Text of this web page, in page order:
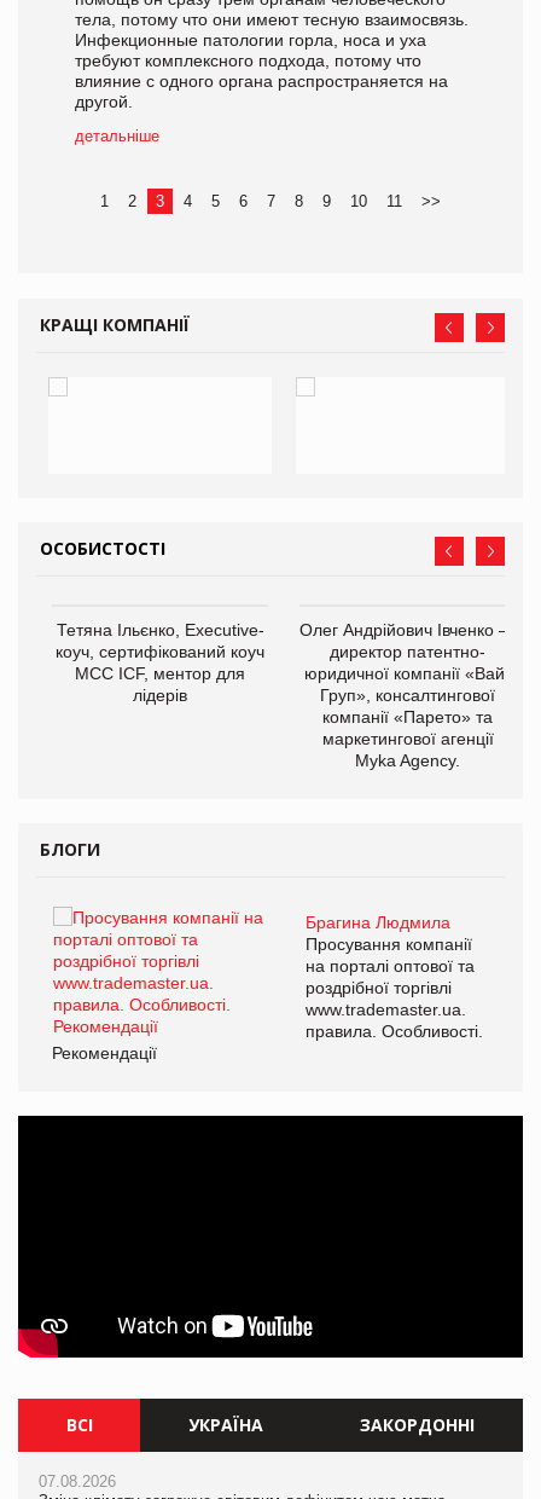
тела, потому что они имеют тесную взаимосвязь.
Инфекционные патологии горла, носа и уха
требуют комплексного подхода, потому что
влияние с одного органа распространяется на
другой.
детальніше
1 2 3 4 5 6 7 8 9 10 11 >>
КРАЩІ КОМПАНІЇ
ОСОБИСТОСТІ
Тетяна Ільєнко, Executive-
коуч, сертифікований коуч
МСС ICF, ментор для
лідерів
Олег Андрійович Івченко —
директор патентно-
юридичної компанії «Вайз
Груп», консалтингової
компанії «Парето» та
маркетингової агенції
Myka Agency.
БЛОГИ
Брагина Людмила
Просування компанії
на порталі оптової та
роздрібної торгівлі
www.trademaster.ua.
правила. Особливості.
Рекомендації
ВСІ УКРАЇНА ЗАКОРДОННІ
07.08.2026
07.08.2026
07.08.2026